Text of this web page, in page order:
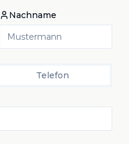
Nachname
Telefon